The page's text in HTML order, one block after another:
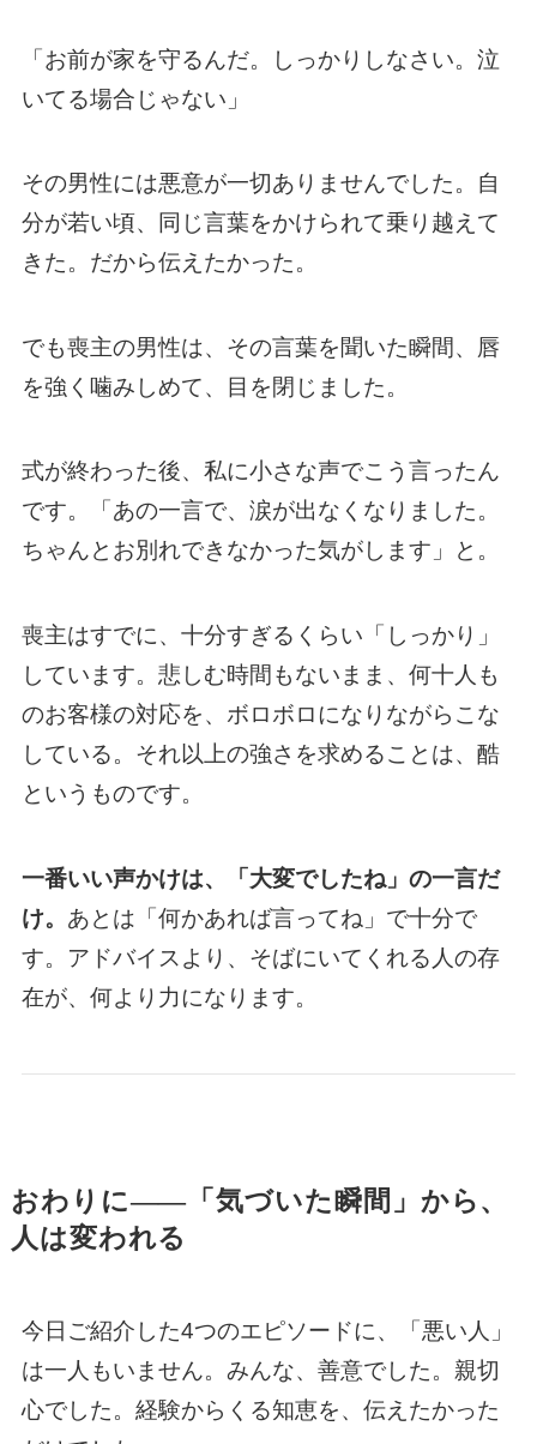
「お前が家を守るんだ。しっかりしなさい。泣
いてる場合じゃない」
その男性には悪意が一切ありませんでした。自
分が若い頃、同じ言葉をかけられて乗り越えて
きた。だから伝えたかった。
でも喪主の男性は、その言葉を聞いた瞬間、唇
を強く噛みしめて、目を閉じました。
式が終わった後、私に小さな声でこう言ったん
です。「あの一言で、涙が出なくなりました。
ちゃんとお別れできなかった気がします」と。
喪主はすでに、十分すぎるくらい「しっかり」
しています。悲しむ時間もないまま、何十人も
のお客様の対応を、ボロボロになりながらこな
している。それ以上の強さを求めることは、酷
というものです。
一番いい声かけは、「大変でしたね」の一言だ
け。 あとは「何かあれば言ってね」で十分で
す。アドバイスより、そばにいてくれる人の存
在が、何より力になります。
おわりに——「気づいた瞬間」から、
人は変われる
今日ご紹介した4つのエピソードに、「悪い人」
は一人もいません。みんな、善意でした。親切
心でした。経験からくる知恵を、伝えたかった